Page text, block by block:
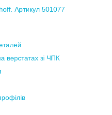
Артикул 501077 ―
верстатах зі ЧПК